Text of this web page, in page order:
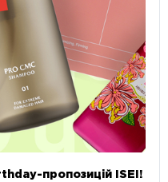
пропозицій ISEI!